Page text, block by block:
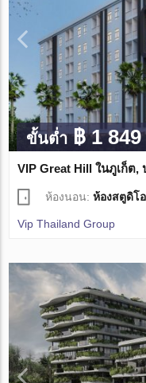
ขั้นต่ำ฿ 1
VIP Great Hill ในภูเก็ต
ห้องนอน:ห้องสตูดิโอ
Vip Thailand Group